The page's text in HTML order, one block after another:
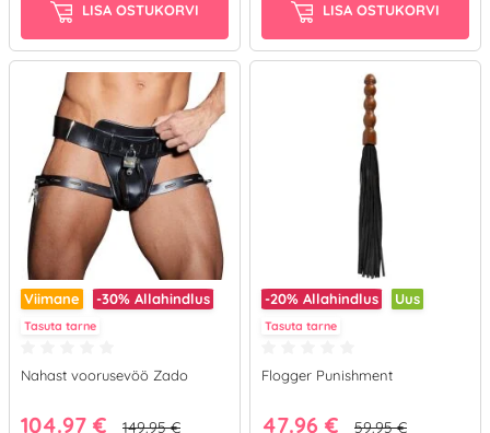
LISA OSTUKORVI LISA OSTUKORVI
Viimane -30% Allahindlus
Tasuta tarne
Nahast voorusevöö Zado
104.97 € 149.95 €
-20% Allahindlus Uus
Tasuta tarne
Flogger Punishment
47.96 € 59.95 €